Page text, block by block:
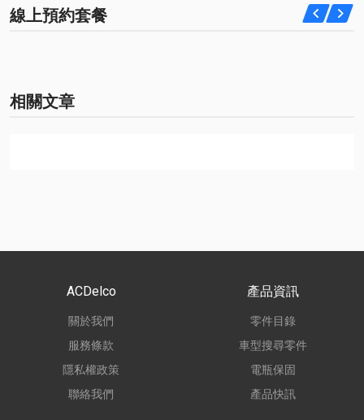
線上預約套餐
相關文章
ACDelco
關於我們
服務條款
隱私權政策
聯絡我們
產品資訊
零件目錄
車型搜尋零件
電瓶保固
產品快訊